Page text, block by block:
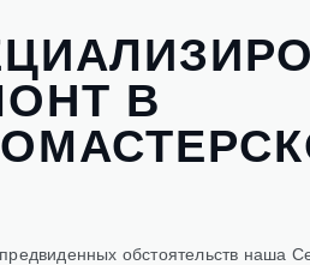
В
обстоятельств наша